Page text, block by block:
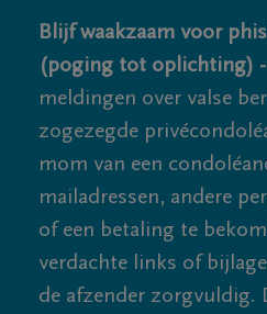
Blijf waakzaam voor
(poging tot oplichting) -
meldingen over valse
zogezegde
mom van een
mailadressen, andere
of een betaling te
verdachte links of
de afzender zorgvuldig.